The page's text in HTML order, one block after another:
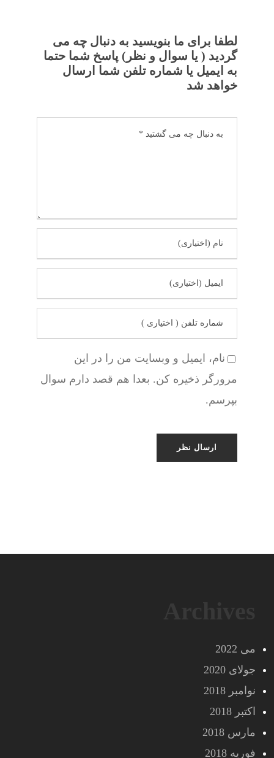
لطفا برای ما بنویسید به دنبال چه می
گردید ( یا سوال و نظر) پاسخ شما حتما
به ایمیل یا شماره تلفن شما ارسال
خواهد شد
نام، ایمیل و وبسایت من را در این
مرورگر ذخیره کن. بعدا هم قصد دارم سوال
بپرسم.
می 2022
جولای 2020
نوامبر 2018
اکتبر 2018
مارس 2018
فوریه 2018